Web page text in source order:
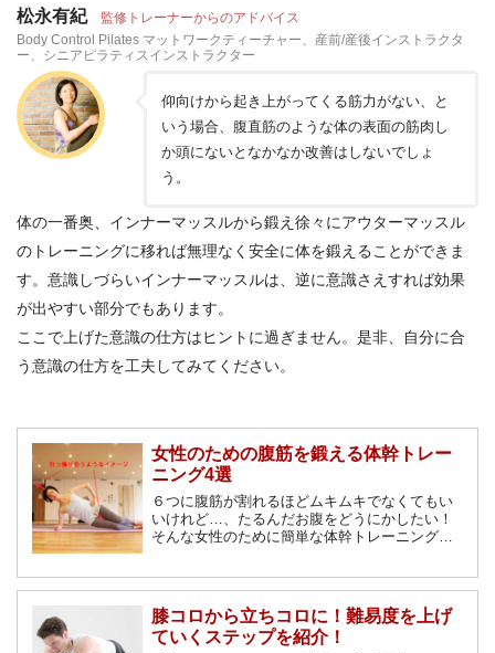
松永有紀 監修トレーナーからのアドバイス
Body Control Pilates マットワークティーチャー、産前/産後インストラクタ
ー、シニアピラティスインストラクター
仰向けから起き上がってくる筋力がない、と
いう場合、腹直筋のような体の表面の筋肉し
か頭にないとなかなか改善はしないでしょ
う。
体の一番奥、インナーマッスルから鍛え徐々にアウターマッスル
のトレーニングに移れば無理なく安全に体を鍛えることができま
す。意識しづらいインナーマッスルは、逆に意識さえすれば効果
が出やすい部分でもあります。
ここで上げた意識の仕方はヒントに過ぎません。是非、自分に合
う意識の仕方を工夫してみてください。
女性のための腹筋を鍛える体幹トレー
ニング4選
６つに腹筋が割れるほどムキムキでなくてもい
いけれど…、たるんだお腹をどうにかしたい！
そんな女性のために簡単な体幹トレーニングと
必要があります。腹筋を徹底解説します。
膝コロから立ちコロに！難易度を上げ
ていくステップを紹介！